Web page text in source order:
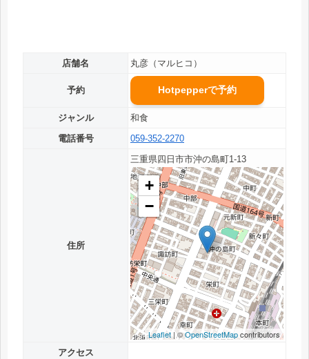
店舗名 丸彦（マルヒコ）
予約 Hotpepperで予約
ジャンル
和食
電話番号
059-352-2270
住所
三重県四日市市沖の島町1-13
+
−
Leaflet | ©OpenStreetMapcontributors
アクセス